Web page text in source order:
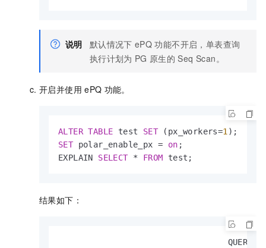
说明 默认情况下 ePQ 功能不开启，单表查询
执行计划为 PG 原生的 Seq Scan。
开启并使用 ePQ 功能。
ALTER TABLE test SET (px_workers=1
SET polar_enable_px = on ;
EXPLAIN SELECT * FROM test;
结果如下：